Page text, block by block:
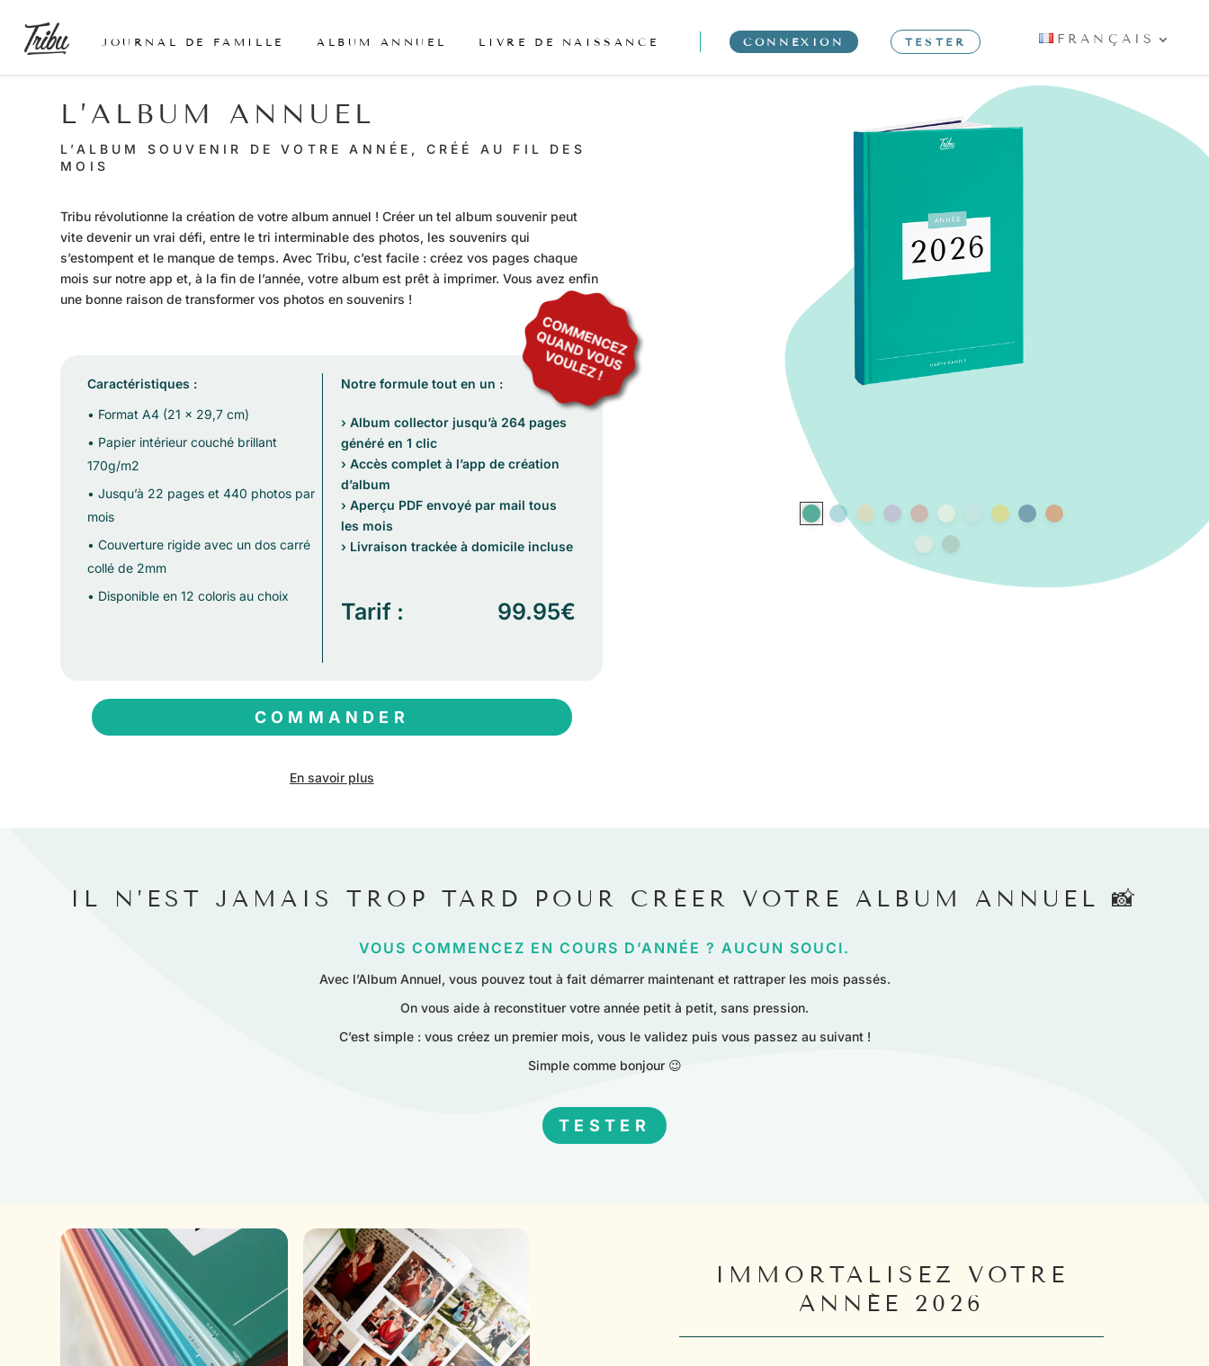
FRANÇAIS
JOURNAL DE FAMILLE ALBUM ANNUEL LIVRE DE NAISSANCE CONNEXION TESTER
L’ALBUM ANNUEL
L’ALBUM SOUVENIR DE VOTRE ANNÉE, CRÉÉ AU FIL DES
MOIS
Tribu révolutionne la création de votre album annuel ! Créer un tel album souvenir peut
vite devenir un vrai défi, entre le tri interminable des photos, les souvenirs qui
s’estompent et le manque de temps. Avec Tribu, c’est facile : créez vos pages chaque
mois sur notre app et, à la fin de l’année, votre album est prêt à imprimer. Vous avez enfin
une bonne raison de transformer vos photos en souvenirs !
Caractéristiques :
• Format A4 (21 x 29,7 cm)
• Papier intérieur couché brillant
170g/m2
• Jusqu’à 22 pages et 440 photos par
mois
• Couverture rigide avec un dos carré
collé de 2mm
• Disponible en 12 coloris au choix
Notre formule tout en un :
› Album collector jusqu’à 264 pages
généré en 1 clic
› Accès complet à l’app de création
d’album
› Aperçu PDF envoyé par mail tous
les mois
› Livraison trackée à domicile incluse
Tarif : 99.95€
COMMANDER
En savoir plus
IL N’EST JAMAIS TROP TARD POUR CRÉER VOTRE ALBUM ANNUEL 📸
VOUS COMMENCEZ EN COURS D’ANNÉE ? AUCUN SOUCI.
Avec l’Album Annuel, vous pouvez tout à fait démarrer maintenant et rattraper les mois passés.
On vous aide à reconstituer votre année petit à petit, sans pression.
C’est simple : vous créez un premier mois, vous le validez puis vous passez au suivant !
Simple comme bonjour 😉
TESTER
IMMORTALISEZ VOTRE
ANNÉE 2026